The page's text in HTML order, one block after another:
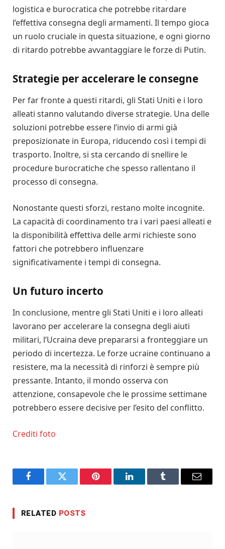
logistica e burocratica che potrebbe ritardare
l’effettiva consegna degli armamenti. Il tempo gioca
un ruolo cruciale in questa situazione, e ogni giorno
di ritardo potrebbe avvantaggiare le forze di Putin.
Strategie per accelerare le consegne
Per far fronte a questi ritardi, gli Stati Uniti e i loro
alleati stanno valutando diverse strategie. Una delle
soluzioni potrebbe essere l’invio di armi già
preposizionate in Europa, riducendo così i tempi di
trasporto. Inoltre, si sta cercando di snellire le
procedure burocratiche che spesso rallentano il
processo di consegna.
Nonostante questi sforzi, restano molte incognite.
La capacità di coordinamento tra i vari paesi alleati e
la disponibilità effettiva delle armi richieste sono
fattori che potrebbero influenzare
significativamente i tempi di consegna.
Un futuro incerto
In conclusione, mentre gli Stati Uniti e i loro alleati
lavorano per accelerare la consegna degli aiuti
militari, l’Ucraina deve prepararsi a fronteggiare un
periodo di incertezza. Le forze ucraine continuano a
resistere, ma la necessità di rinforzi è sempre più
pressante. Intanto, il mondo osserva con
attenzione, consapevole che le prossime settimane
potrebbero essere decisive per l’esito del conflitto.
Crediti foto
FacebookTwitter Pinterest LinkedInTumblr Email
RELATED POSTS